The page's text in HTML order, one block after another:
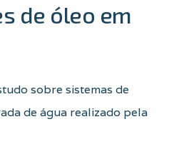
de óleo em
sobre sistemas de
de água realizado pela